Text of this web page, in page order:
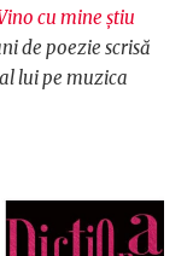
cu mine știu
de poezie scrisă
al lui pe muzica